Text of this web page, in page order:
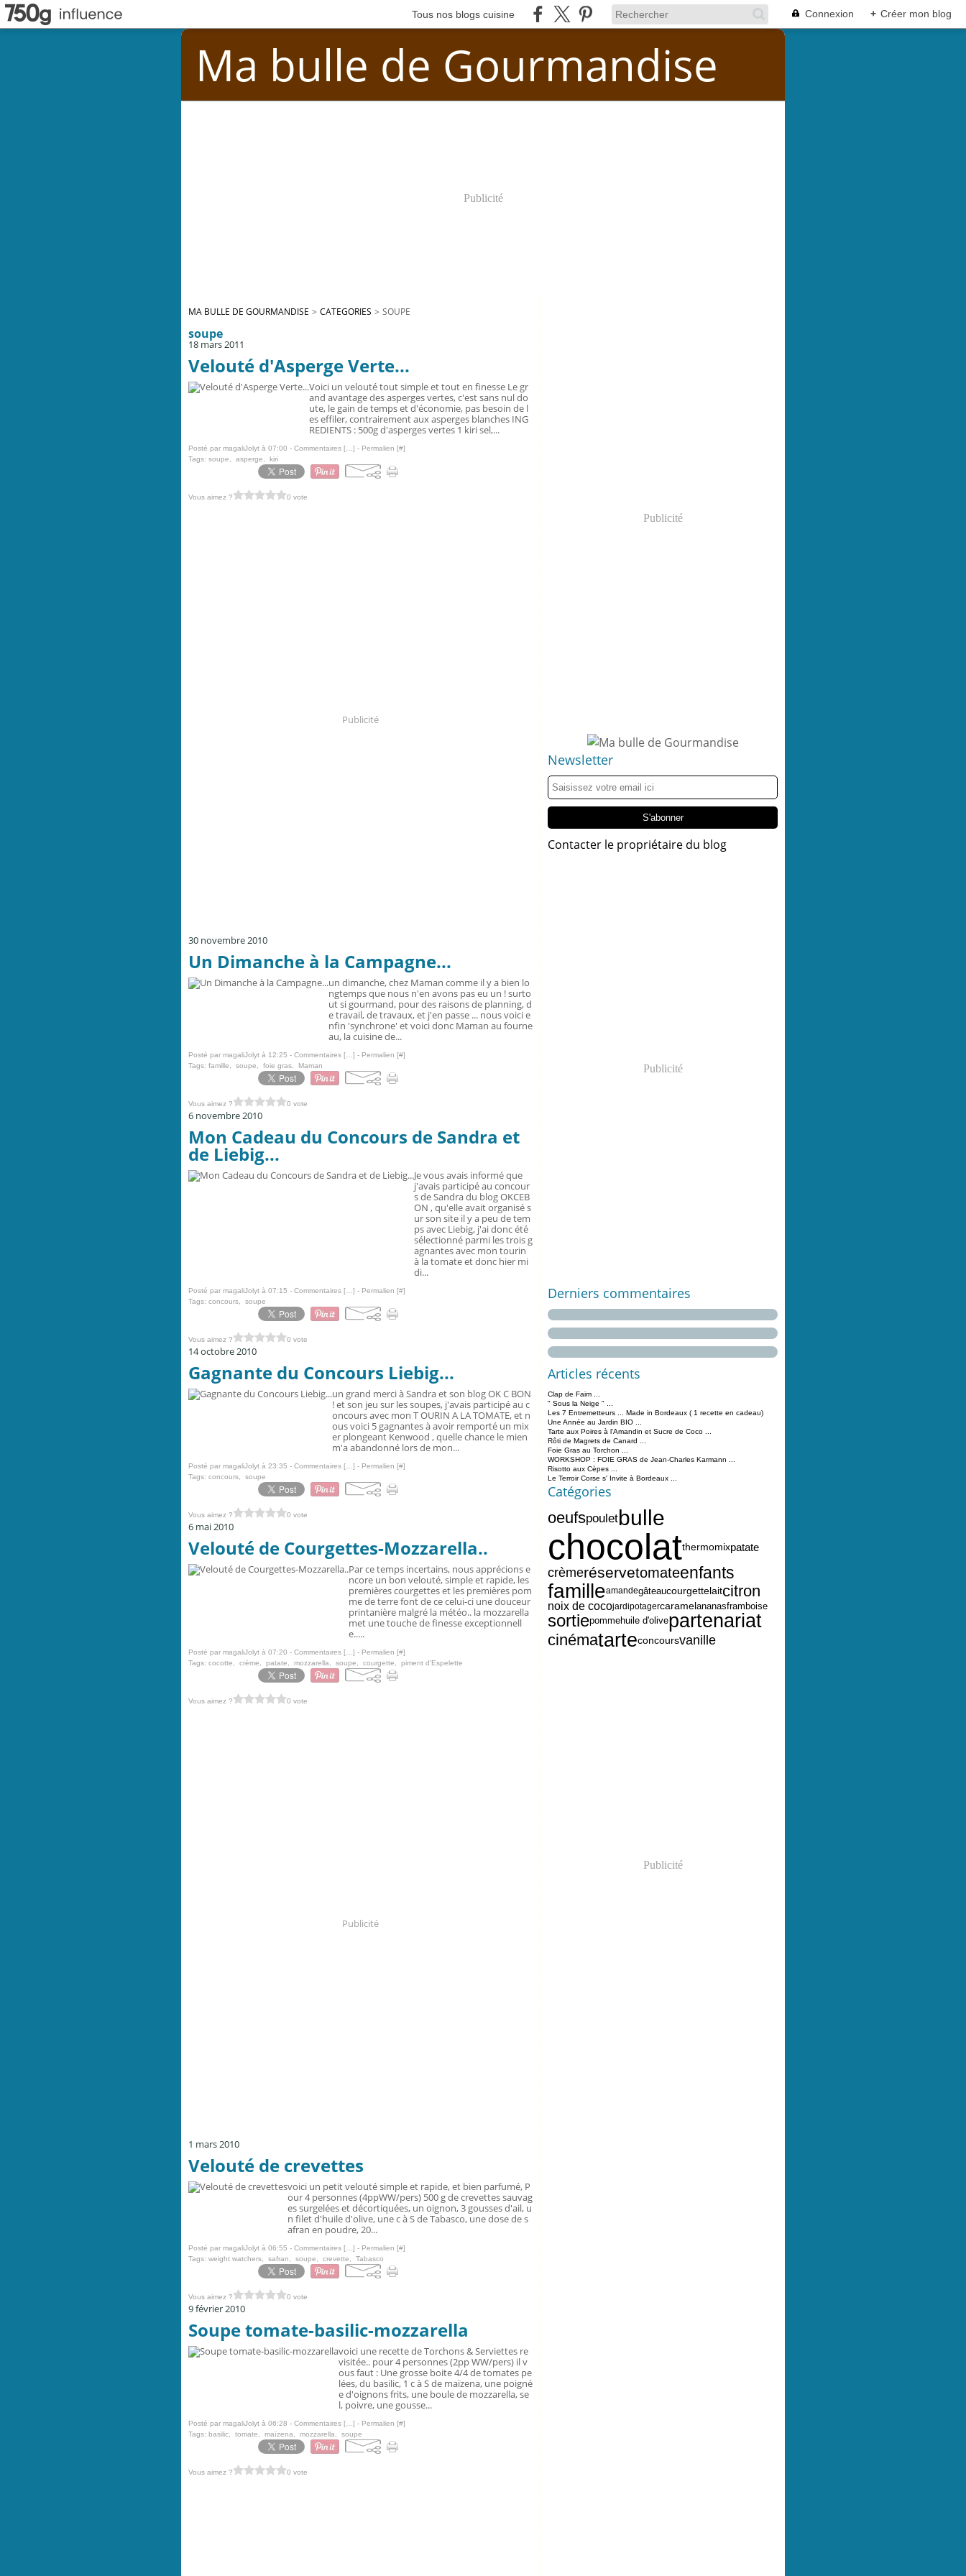
Tous nos blogs cuisine Connexion + Créer mon blog
Ma bulle de Gourmandise
Publicité
MA BULLE DE GOURMANDISE > CATEGORIES > SOUPE
soupe
18 mars 2011
Velouté d'Asperge Verte...
Voici un velouté tout simple et tout en finesse Le gr
and avantage des asperges vertes, c'est sans nul do
ute, le gain de temps et d'économie, pas besoin de l
es effiler, contrairement aux asperges blanches ING
REDIENTS : 500g d'asperges vertes 1 kiri sel,...
Posté par magaliJolyt à 07:00 - Commentaires [ ] - Permalien [#]
Tags: soupe asperge kiri
Vous aimez ? 0 vote
Publicité
30 novembre 2010
Un Dimanche à la Campagne...
un dimanche, chez Maman comme il y a bien lo
ngtemps que nous n'en avons pas eu un ! surto
ut si gourmand, pour des raisons de planning, d
e travail, de travaux, et j'en passe ... nous voici e
nfin 'synchrone' et voici donc Maman au fourne
au, la cuisine de...
Posté par magaliJolyt à 12:25 - Commentaires [ ] - Permalien [#]
Tags: famille soupe foie gras Maman
Vous aimez ? 0 vote
6 novembre 2010
Mon Cadeau du Concours de Sandra et
de Liebig...
Je vous avais informé que
j'avais participé au concour
s de Sandra du blog OKCEB
ON , qu'elle avait organisé s
ur son site il y a peu de tem
ps avec Liebig, j'ai donc été
sélectionné parmi les trois g
agnantes avec mon tourin
à la tomate et donc hier mi
di...
Posté par magaliJolyt à 07:15 - Commentaires [ ] - Permalien [#]
Tags: concours soupe
Vous aimez ? 0 vote
14 octobre 2010
Gagnante du Concours Liebig...
un grand merci à Sandra et son blog OK C BON
! et son jeu sur les soupes, j'avais participé au c
oncours avec mon T OURIN A LA TOMATE, et n
ous voici 5 gagnantes à avoir remporté un mix
er plongeant Kenwood , quelle chance le mien
m'a abandonné lors de mon...
Posté par magaliJolyt à 23:35 - Commentaires [ ] - Permalien [#]
Tags: concours soupe
Vous aimez ? 0 vote
6 mai 2010
Velouté de Courgettes-Mozzarella..
Par ce temps incertains, nous apprécions e
ncore un bon velouté, simple et rapide, les
premières courgettes et les premières pom
me de terre font de ce celui-ci une douceur
printanière malgré la météo.. la mozzarella
met une touche de finesse exceptionnell
e.....
Posté par magaliJolyt à 07:20 - Commentaires [ ] - Permalien [#]
Tags: cocotte crème patate mozzarella soupe courgette piment d'Espelette
Vous aimez ? 0 vote
Publicité
1 mars 2010
Velouté de crevettes
voici un petit velouté simple et rapide, et bien parfumé, P
our 4 personnes (4ppWW/pers) 500 g de crevettes sauvag
es surgelées et décortiquées, un oignon, 3 gousses d'ail, u
n filet d'huile d'olive, une c à S de Tabasco, une dose de s
afran en poudre, 20...
Posté par magaliJolyt à 06:55 - Commentaires [ ] - Permalien [#]
Tags: weight watchers safran soupe crevette Tabasco
Vous aimez ? 0 vote
9 février 2010
Soupe tomate-basilic-mozzarella
voici une recette de Torchons & Serviettes re
visitée.. pour 4 personnes (2pp WW/pers) il v
ous faut : Une grosse boite 4/4 de tomates pe
lées, du basilic, 1 c à S de maïzena, une poigné
e d'oignons frits, une boule de mozzarella, se
l, poivre, une gousse...
Posté par magaliJolyt à 06:28 - Commentaires [ ] - Permalien [#]
Tags: basilic tomate maïzena mozzarella soupe
Vous aimez ? 0 vote
Publicité
Newsletter
Contacter le propriétaire du blog
Publicité
Derniers commentaires
Articles récents
Clap de Faim ...
" Sous la Neige " ...
Les 7 Entremetteurs ... Made in Bordeaux ( 1 recette en cadeau)
Une Année au Jardin BIO ...
Tarte aux Poires à l'Amandin et Sucre de Coco ...
Rôti de Magrets de Canard ...
Foie Gras au Torchon ...
WORKSHOP : FOIE GRAS de Jean-Charles Karmann ...
Risotto aux Cèpes ...
Le Terroir Corse s' Invite à Bordeaux ...
Catégories
oeufspouletbulle
chocolatthermomixpatate
crèmeréservetomateenfants
familleamandegâteaucourgettelaitcitron
noix de cocojardipotagercaramelananasframboise
sortiepommehuile d'olivepartenariat
cinématarteconcoursvanille
Publicité